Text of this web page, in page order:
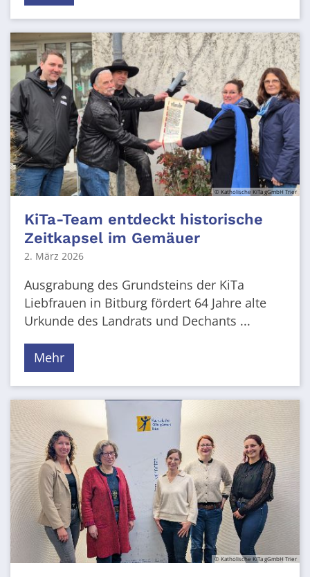
© Katholische KiTa gGmbH Trier
KiTa-Team entdeckt historische
Zeitkapsel im Gemäuer
2. März 2026
Ausgrabung des Grundsteins der KiTa
Liebfrauen in Bitburg fördert 64 Jahre alte
Urkunde des Landrats und Dechants ...
Mehr
© Katholische KiTa gGmbH Trier